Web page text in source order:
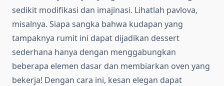
sedikit modifikasi dan imajinasi. Lihatlah pavlova,
misalnya. Siapa sangka bahwa kudapan yang
tampaknya rumit ini dapat dijadikan dessert
sederhana hanya dengan menggabungkan
beberapa elemen dasar dan membiarkan oven yang
bekerja! Dengan cara ini, kesan elegan dapat